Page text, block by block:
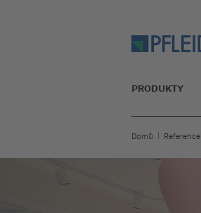
PRODUKTY
Domů Reference